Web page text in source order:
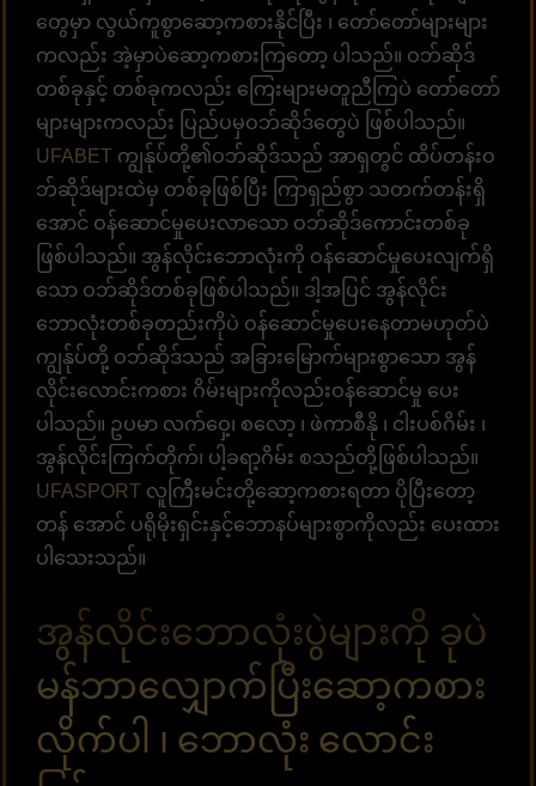
တွေမှာ လွယ်ကူစွာဆော့ကစားနိုင်ပြီး ၊ တော်တော်များများ
ကလည်း အဲ့မှာပဲဆော့ကစားကြတော့ ပါသည်။ ဝဘ်ဆိုဒ်
တစ်ခုနှင့် တစ်ခုကလည်း ကြေးများမတူညီကြပဲ တော်တော်
များများကလည်း ပြည်ပမှဝဘ်ဆိုဒ်တွေပဲ ဖြစ်ပါသည်။
UFABET ကျွန်ုပ်တို့၏ဝဘ်ဆိုဒ်သည် အာရှတွင် ထိပ်တန်းဝ
ဘ်ဆိုဒ်များထဲမှ တစ်ခုဖြစ်ပြီး ကြာရှည်စွာ သတက်တန်းရှိ
အောင် ဝန်ဆောင်မှုပေးလာသော ဝဘ်ဆိုဒ်ကောင်းတစ်ခု
ဖြစ်ပါသည်။ အွန်လိုင်းဘောလုံးကို ဝန်ဆောင်မှုပေးလျက်ရှိ
သော ဝဘ်ဆိုဒ်တစ်ခုဖြစ်ပါသည်။ ဒါ့အပြင် အွန်လိုင်း
ဘောလုံးတစ်ခုတည်းကိုပဲ ဝန်ဆောင်မှုပေးနေတာမဟုတ်ပဲ
ကျွန်ုပ်တို့ ဝဘ်ဆိုဒ်သည် အခြားမြောက်များစွာသော အွန်
လိုင်းလောင်းကစား ဂိမ်းများကိုလည်းဝန်ဆောင်မှု ပေး
ပါသည်။ ဥပမာ လက်ဝှေ့၊ စလော့ ၊ ဖဲကာစီနို ၊ ငါးပစ်ဂိမ်း ၊
အွန်လိုင်းကြက်တိုက်၊ ပါ့ခရာ့ဂိမ်း စသည်တို့ဖြစ်ပါသည်။
UFASPORT လူကြီးမင်းတို့ဆော့ကစားရတာ ပိုပြီးတော့
တန် အောင် ပရိုမိုးရှင်းနှင့်ဘောနပ်များစွာကိုလည်း ပေးထား
ပါသေးသည်။
အွန်လိုင်းဘောလုံးပွဲများကို ခုပဲ
မန်ဘာလျှောက်ပြီးဆော့ကစား
လိုက်ပါ ၊ ဘောလုံး လောင်း